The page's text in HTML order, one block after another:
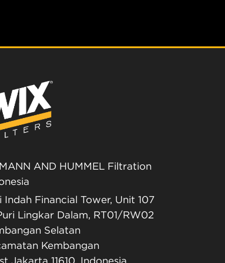
AND HUMMEL Filtration
Indah Financial Tower, Unit 107
Lingkar Dalam, RT01/RW02
Selatan
Kembangan